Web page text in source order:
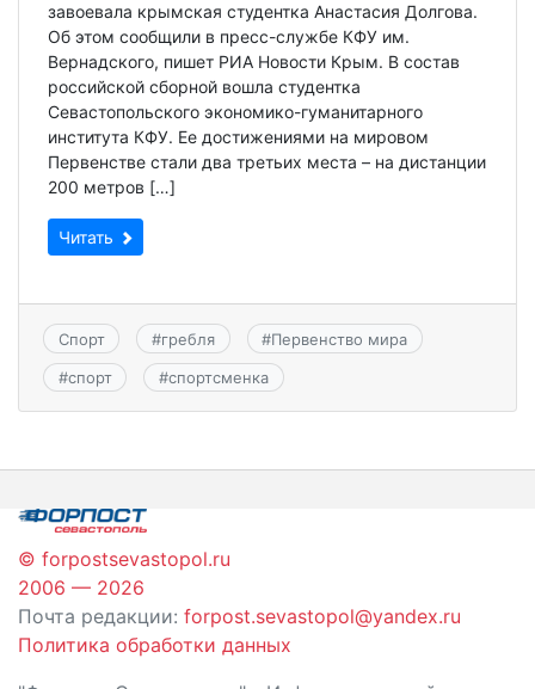
завоевала крымская студентка Анастасия Долгова.
Об этом сообщили в пресс-службе КФУ им.
Вернадского, пишет РИА Новости Крым. В состав
российской сборной вошла студентка
Севастопольского экономико-гуманитарного
института КФУ. Ее достижениями на мировом
Первенстве стали два третьих места – на дистанции
200 метров […]
Читать
Спорт #гребля #Первенство мира
#спорт #спортсменка
© forpostsevastopol.ru
2006 — 2026
Почта редакции: forpost.sevastopol@yandex.ru
Политика обработки данных